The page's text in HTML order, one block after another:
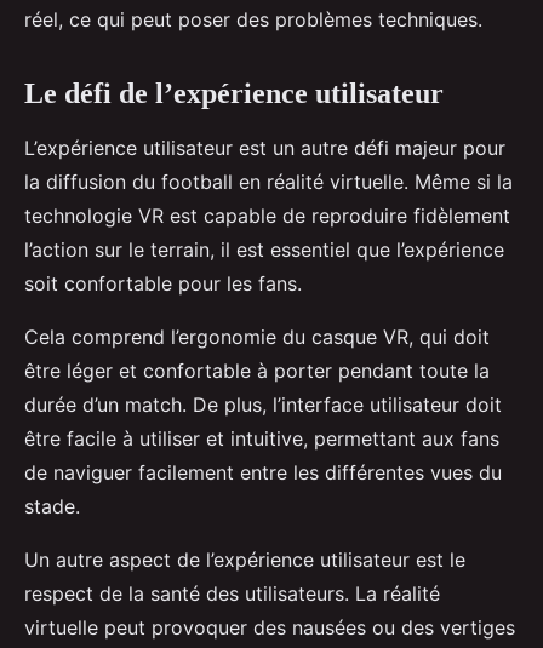
réel, ce qui peut poser des problèmes techniques.
Le défi de l’expérience utilisateur
L’expérience utilisateur est un autre défi majeur pour
la diffusion du football en réalité virtuelle. Même si la
technologie VR est capable de reproduire fidèlement
l’action sur le terrain, il est essentiel que l’expérience
soit confortable pour les fans.
Cela comprend l’ergonomie du casque VR, qui doit
être léger et confortable à porter pendant toute la
durée d’un match. De plus, l’interface utilisateur doit
être facile à utiliser et intuitive, permettant aux fans
de naviguer facilement entre les différentes vues du
stade.
Un autre aspect de l’expérience utilisateur est le
respect de la santé des utilisateurs. La réalité
virtuelle peut provoquer des nausées ou des vertiges